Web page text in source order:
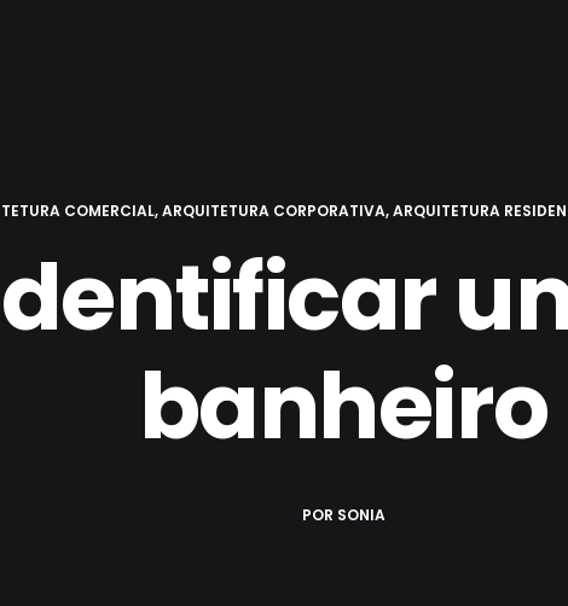
COMERCIAL,ARQUITETURA CORPORATIVA,ARQUITETURA
banheiro
POR SONIA